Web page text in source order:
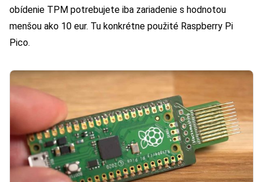
obídenie TPM potrebujete iba zariadenie s hodnotou
menšou ako 10 eur. Tu konkrétne použité Raspberry Pi
Pico.